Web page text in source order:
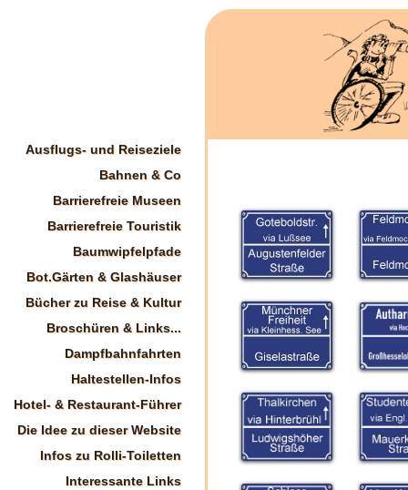
Ausflugs- und Reiseziele
Bahnen & Co
Barrierefreie Museen
Barrierefreie Touristik
Baumwipfelpfade
Bot.Gärten & Glashäuser
Bücher zu Reise & Kultur
Broschüren & Links...
Dampfbahnfahrten
Haltestellen-Infos
Hotel- & Restaurant-Führer
Die Idee zu dieser Website
Infos zu Rolli-Toiletten
Interessante Links